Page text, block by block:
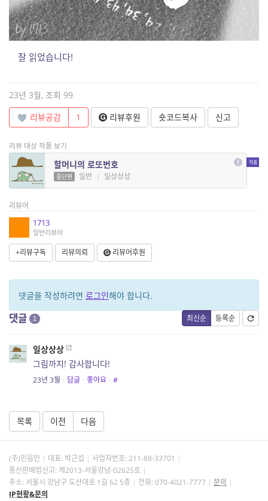
잘 읽었습니다!
23년 3월, 조회 99
리뷰공감
1 리뷰후원 숏코드복사 신고
리뷰 대상 작품 보기
할머니의 로또번호
중단편 일반 | 일상상상
리뷰어
1713
일반리뷰어
+리뷰구독 리뷰의뢰 리뷰어후원
댓글을 작성하려면 로그인해야 합니다.
최신순 등록순
댓글 1
일상상상
그림까지! 감사합니다!
23년 3월 · 답글 · 좋아요 · #
목록 이전 다음
(주)민음인 대표: 박근섭 사업자번호: 211-88-33701
통신판매업신고: 제2013-서울강남-02625호
주소: 서울시 강남구 도산대로 1길 62 5층
전화: 070-4021-7777
문의
IP현황&문의